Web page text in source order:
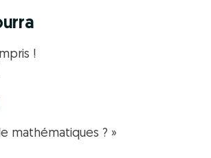
!
mathématiques ? »